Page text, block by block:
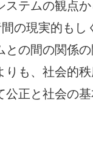
テムの観点
の現実的も
との間の関係
も、社会的
正と社会の